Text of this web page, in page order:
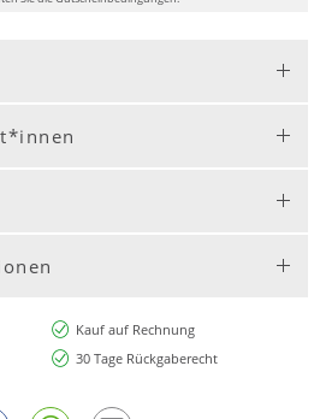
Kauf auf Rechnung
30 Tage Rückgaberecht